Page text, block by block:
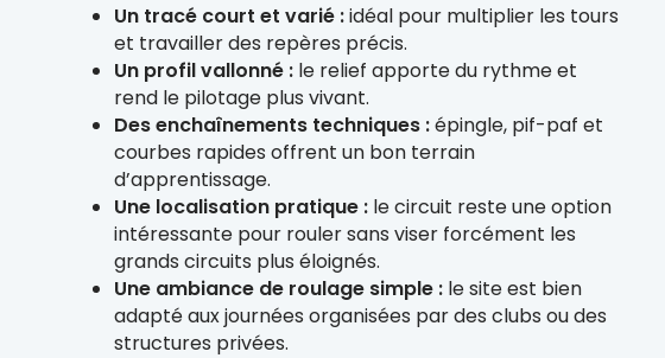
Un tracé court et varié :idéal pour multiplier les tours
et travailler des repères précis.
Un profil vallonné : le relief apporte du rythme et
rend le pilotage plus vivant.
Des enchaînements techniques :épingle, pif-paf et
courbes rapides offrent un bon terrain
d’apprentissage.
Une localisation pratique : le circuit reste une option
intéressante pour rouler sans viser forcément les
grands circuits plus éloignés.
Une ambiance de roulage simple : le site est bien
adapté aux journées organisées par des clubs ou des
structures privées.